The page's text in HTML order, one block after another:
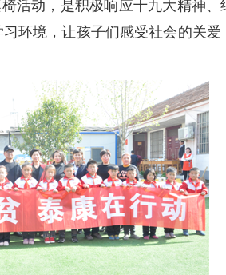
活动，是积极响应十九大精神、
环境，让孩子们感受社会的关